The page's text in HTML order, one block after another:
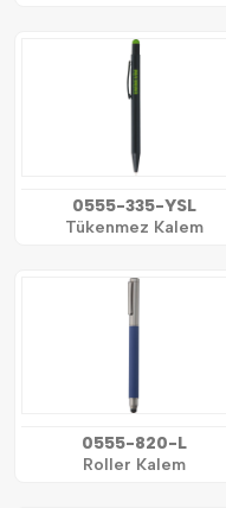
0555-335-YSL
Tükenmez Kalem
0555-820-L
Roller Kalem